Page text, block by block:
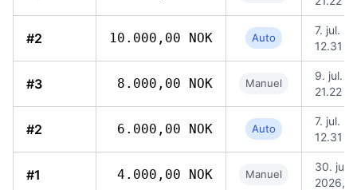
#2 10.000,00 NOK Auto
7. jul.
12.31
#3 8.000,00 NOK Manuel
9. jul.
21.22
#2 6.000,00 NOK Auto
7. jul.
12.31
#1 4.000,00 NOK Manuel
30. jun.
2026,